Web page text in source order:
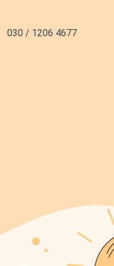
030 / 1206 4677